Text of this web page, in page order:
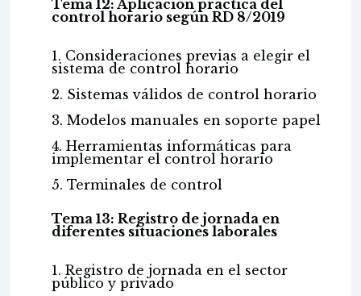
Tema 12: Aplicación práctica del
control horario según RD 8/2019
1. Consideraciones previas a elegir el
sistema de control horario
2. Sistemas válidos de control horario
3. Modelos manuales en soporte papel
4. Herramientas informáticas para
implementar el control horario
5. Terminales de control
Tema 13: Registro de jornada en
diferentes situaciones laborales
1. Registro de jornada en el sector
público y privado